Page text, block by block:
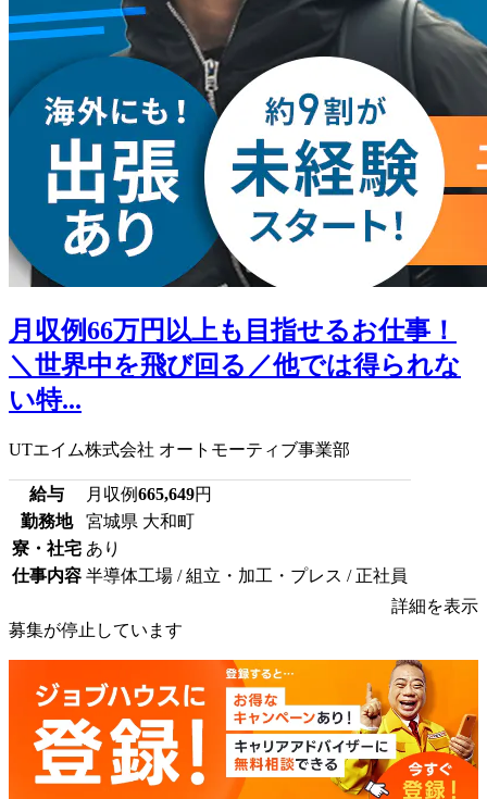
月収例66万円以上も目指せるお仕事！
＼世界中を飛び回る／他では得られな
い特...
UTエイム株式会社 オートモーティブ事業部
給与 月収例665,649円
勤務地
宮城県 大和町
寮・社宅 あり
仕事内容 半導体工場 / 組立・加工・プレス / 正社員
詳細を表示
募集が停止しています